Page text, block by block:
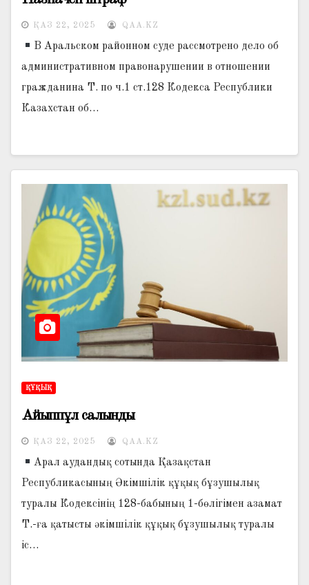
ҚАЗ 22, 2025 QAA.KZ
В Аральском районном суде рассмотрено дело об
административном правонарушении в отношении
гражданина Т. по ч.1 ст.128 Кодекса Республики
Казахстан об…
ҚҰҚЫҚ
Айыппұл салынды
ҚАЗ 22, 2025 QAA.KZ
Арал аудандық сотында Қазақстан
Республикасының Әкімшілік құқық бұзушылық
туралы Кодексінің 128-бабының 1-бөлігімен азамат
Т.-ға қатысты әкімшілік құқық бұзушылық туралы
іс…